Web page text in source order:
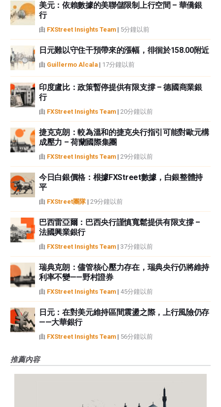
如果文章正文中沒有明確提到，在撰寫本文時，作者在本文中提到的任何股票
中都沒有頭寸，也沒有與文中提到的任何公司有業務關係。除了FXStreet，作
者沒有收到撰寫這篇文章的報酬。
性不作任何陳述。FXStreet和作者將不承擔任何錯誤，遺漏或任何損失，傷害
或損害由此資訊及其顯示或使用引起的。錯誤和遺漏除外。本文作者和
FXStreet並非註冊投資顧問，本文內容無意提供任何投資建議。
美元：依賴數據的美聯儲限制上行空間 – 華僑銀
行
由 FXStreet Insights Team | 5分鐘以前
日元難以守住干預帶來的漲幅，徘徊於158.00附近
由 Guillermo Alcala | 17分鐘以前
印度盧比：政策暫停提供有限支撐 – 德國商業銀
行
由 FXStreet Insights Team | 20分鐘以前
捷克克朗：較為溫和的捷克央行指引可能對歐元構
成壓力 – 荷蘭國際集團
由 FXStreet Insights Team | 29分鐘以前
今日白銀價格：根據FXStreet數據，白銀整體持
平
由 FXStreet團隊| 29分鐘以前
巴西雷亞爾：巴西央行謹慎寬鬆提供有限支撐 –
法國興業銀行
由 FXStreet Insights Team | 37分鐘以前
瑞典克朗：儘管核心壓力存在，瑞典央行仍將維持
利率不變——野村證券
由 FXStreet Insights Team | 45分鐘以前
日元：在對美元維持區間震盪之際，上行風險仍存
——大華銀行
由 FXStreet Insights Team | 56分鐘以前
推薦內容